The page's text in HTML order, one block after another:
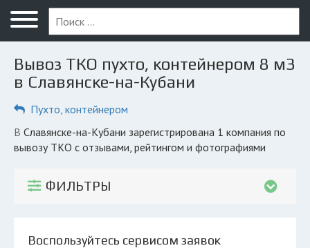
Меню
Главная
Вопрос юристу
Компании
Экоблог
Вывоз ТКО пухто, контейнером 8 м3
в Славянске-на-Кубани
Пухто, контейнером
в Славянске-на-Кубани зарегистрирована 1 компания по
вывозу ТКО с отзывами, рейтингом и фотографиями
ФИЛЬТРЫ
Воспользуйтесь сервисом заявок